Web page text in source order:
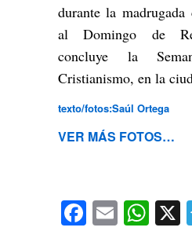
durante la madrugada
al Domingo de
concluye la
Cristianismo, en la
texto/fotos:Saúl Ortega
VER MÁS FOTOS…
Email